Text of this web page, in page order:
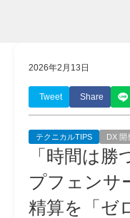
2026年2月13日
Tweet Share
テクニカルTIPS DX 開
「時間は
プフェンサ
精算を「ゼ